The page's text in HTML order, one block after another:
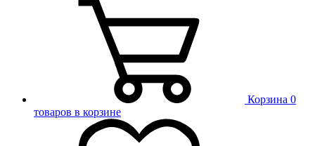
Корзина 0
товаров в корзине